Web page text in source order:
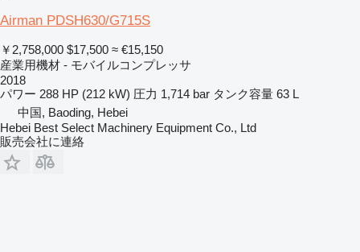
Airman PDSH630/G715S
￥2,758,000 $17,500 ≈ €15,150
産業用機材 - モバイルコンプレッサ
2018
パワー 288 HP (212 kW) 圧力 1,714 bar タンク容量 63 L
中国, Baoding, Hebei
Hebei Best Select Machinery Equipment Co., Ltd
販売会社に連絡